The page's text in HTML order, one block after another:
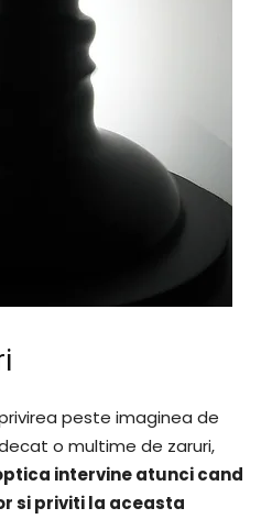
peste imaginea de
o multime de zaruri,
intervine atunci cand
si priviti la aceasta